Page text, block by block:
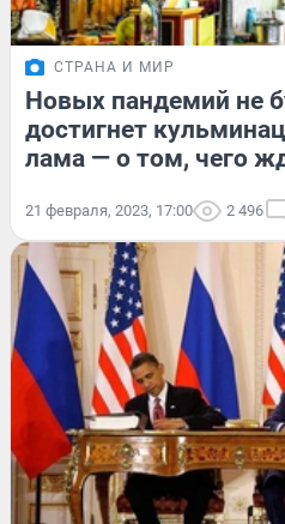
СТРАНА И МИР
Новых пандемий не
достигнет
лама — о том, чего
21 февраля, 2023, 17:00 2 496